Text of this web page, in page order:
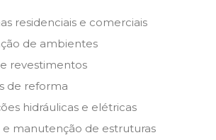
residenciais e comerciais
de ambientes
revestimentos
de reforma
hidráulicas e elétricas
e manutenção de estruturas